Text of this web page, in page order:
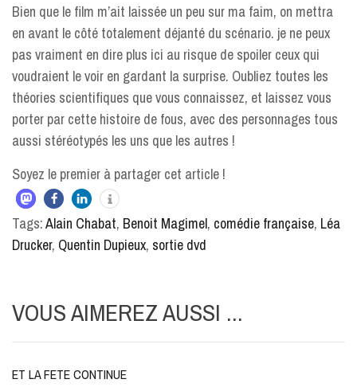
Bien que le film m’ait laissée un peu sur ma faim, on mettra
en avant le côté totalement déjanté du scénario. je ne peux
pas vraiment en dire plus ici au risque de spoiler ceux qui
voudraient le voir en gardant la surprise. Oubliez toutes les
théories scientifiques que vous connaissez, et laissez vous
porter par cette histoire de fous, avec des personnages tous
aussi stéréotypés les uns que les autres !
Soyez le premier à partager cet article !
Tags:Alain Chabat, Benoit Magimel, comédie française, Léa
Drucker, Quentin Dupieux, sortie dvd
VOUS AIMEREZ AUSSI ...
ET LA FETE CONTINUE